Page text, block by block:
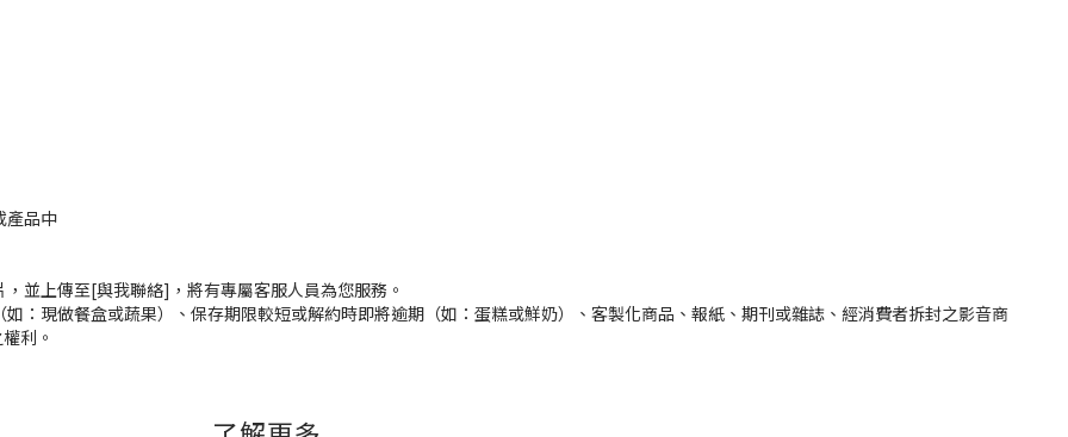
產品中
並上傳至[與我聯絡]，將有專屬客服人員為您服務。
：現做餐盒或蔬果）、保存期限較短或解約時即將逾期（如：蛋糕或鮮奶）、客製化商品、報紙、期刊或雜誌、經消費者拆封之影音商
利。